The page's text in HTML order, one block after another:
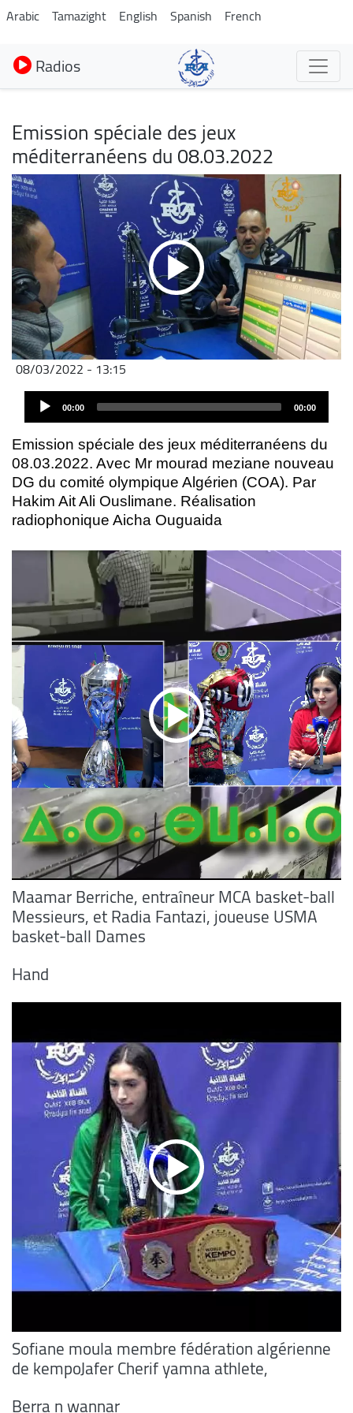
Aller
au
contenu
principal
Arabic Tamazight English Spanish French
Radios
Emission spéciale des jeux
méditerranéens du 08.03.2022
08/03/2022 - 13:15
Fichier
Audio
Player 00:00 00:00
Emission spéciale des jeux méditerranéens du
08.03.2022. Avec Mr mourad meziane nouveau
DG du comité olympique Algérien (COA). Par
Hakim Ait Ali Ouslimane. Réalisation
radiophonique Aicha Ouguaida
Maamar Berriche, entraîneur MCA basket-ball
Messieurs, et Radia Fantazi, joueuse USMA
basket-ball Dames
Hand
Sofiane moula membre fédération algérienne
de kempoJafer Cherif yamna athlete,
Berra n wannar